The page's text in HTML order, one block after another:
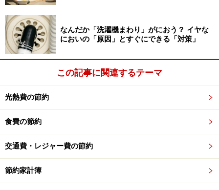
なんだか「洗濯機まわり」がにおう？ イヤな
においの「原因」とすぐにできる「対策」
この記事に関連するテーマ
光熱費の節約
食費の節約
交通費・レジャー費の節約
節約家計簿